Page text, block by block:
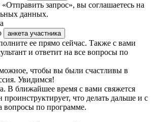
запрос», вы соглашаетесь на
данных.
анкета участника
ее прямо сейчас. Также с вами
и ответит на все вопросы по
чтобы вы были счастливы в
Увидимся!
В ближайшее время с вами свяжется
что делать дальше и с
вопросы по программе.